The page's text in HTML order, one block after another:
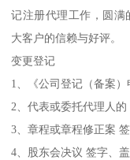
记注册代理工作，圆满
大客户的信赖与好评。
变更登记
1、《公司登记（备案
2、代表或委托代理人的
3、章程或章程修正案
4、股东会决议 签字、盖